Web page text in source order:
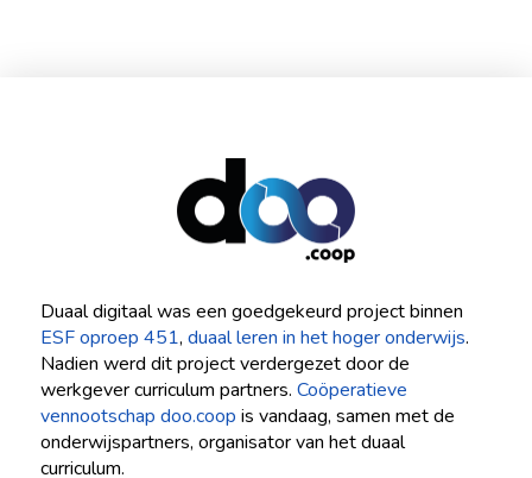
Duaal digitaal was een goedgekeurd project binnen
ESF oproep 451, duaal leren in het hoger onderwijs.
Nadien werd dit project verdergezet door de
werkgever curriculum partners. Coöperatieve
vennootschap doo.coop is vandaag, samen met de
onderwijspartners, organisator van het duaal
curriculum.